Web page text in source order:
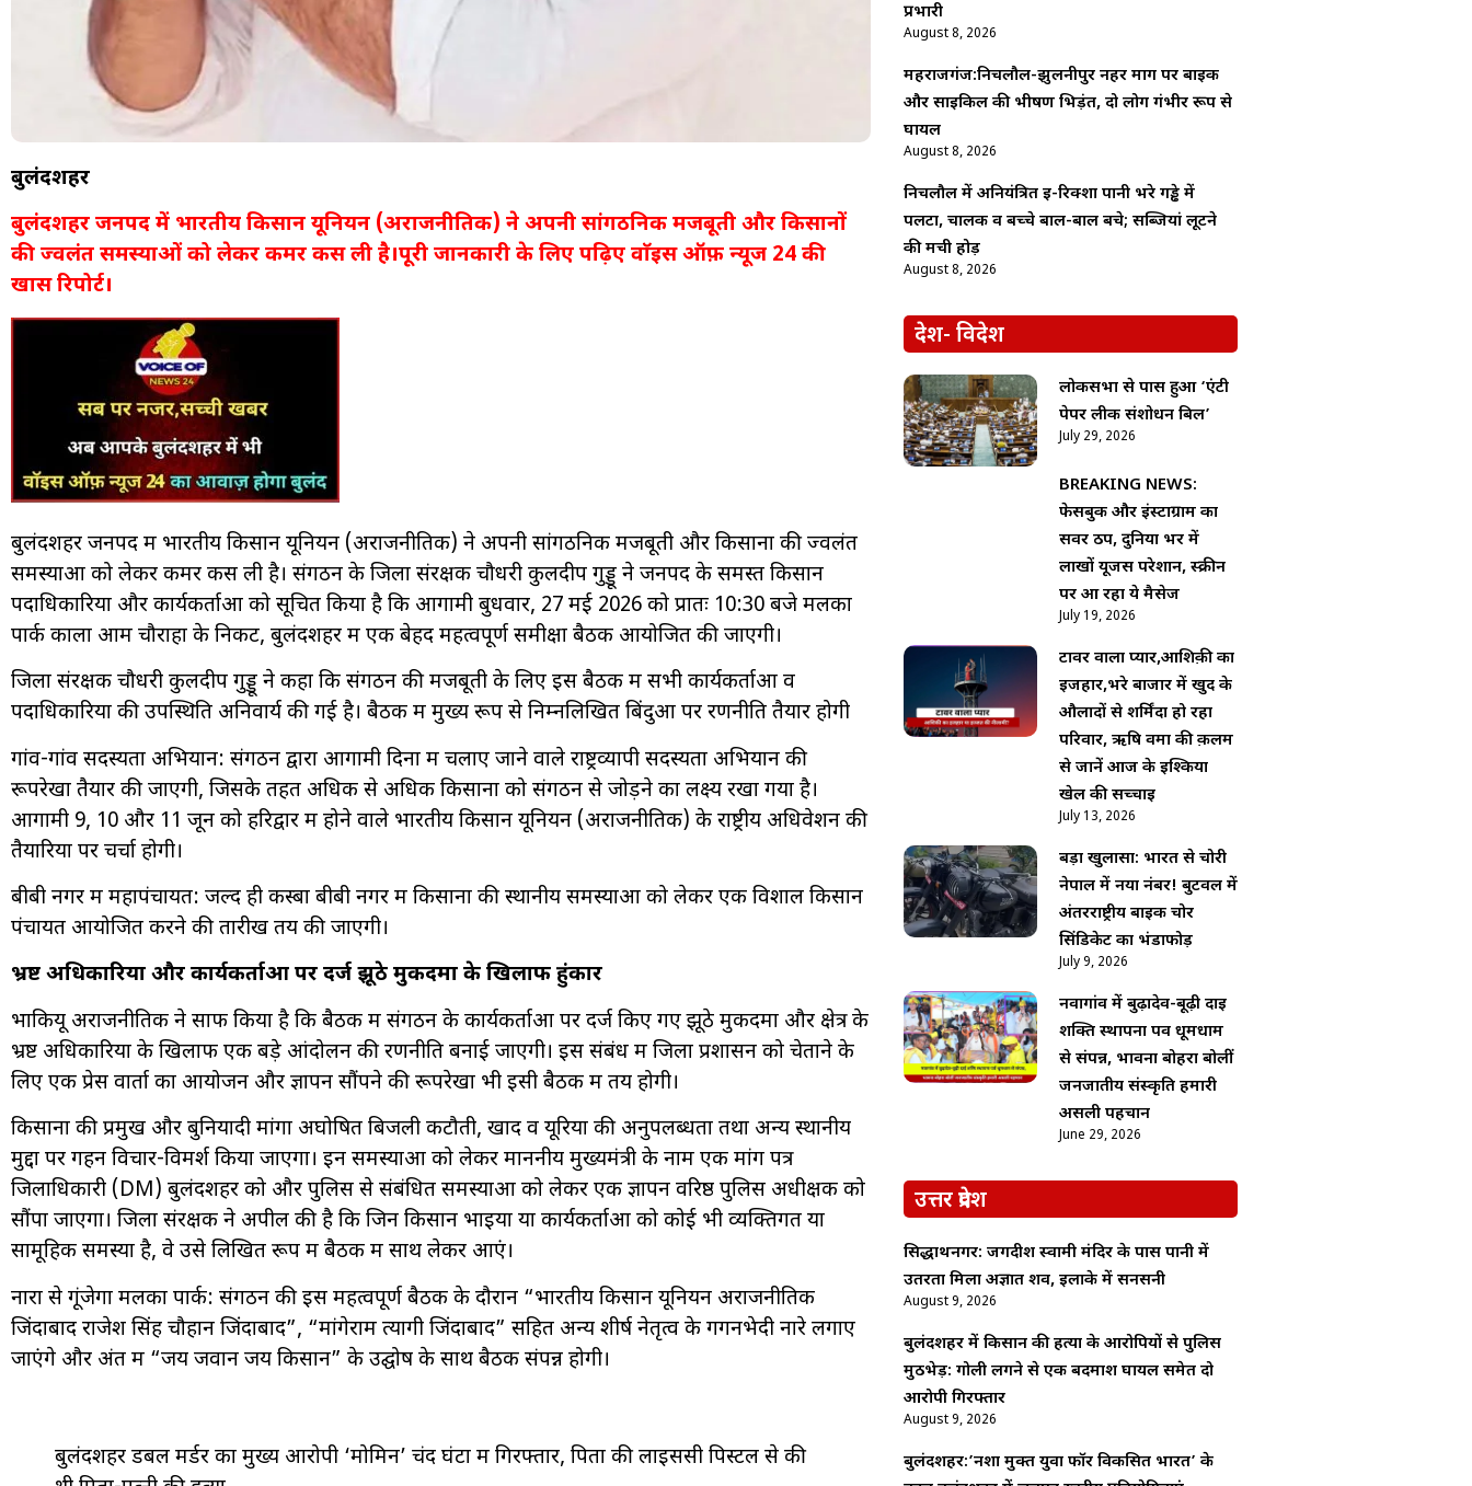
बुलंदशहर
बुलंदशहर जनपद में भारतीय किसान यूनियन (अराजनीतिक) ने अपनी सांगठनिक मजबूती और किसानों
की ज्वलंत समस्याओं को लेकर कमर कस ली है।पूरी जानकारी के लिए पढ़िए वाॅइस ऑफ़ न्यूज 24 की
खास रिपोर्ट।
बुलंदशहर जनपद में भारतीय किसान यूनियन (अराजनीतिक) ने अपनी सांगठनिक मजबूती और किसानों की ज्वलंत
समस्याओं को लेकर कमर कस ली है। संगठन के जिला संरक्षक चौधरी कुलदीप गुड्डू ने जनपद के समस्त किसान
पदाधिकारियों और कार्यकर्ताओं को सूचित किया है कि आगामी बुधवार, 27 मई 2026 को प्रातः 10:30 बजे मलका
पार्क काला आम चौराहा के निकट, बुलंदशहर में एक बेहद महत्वपूर्ण समीक्षा बैठक आयोजित की जाएगी।
जिला संरक्षक चौधरी कुलदीप गुड्डू ने कहा कि संगठन की मजबूती के लिए इस बैठक में सभी कार्यकर्ताओं व
पदाधिकारियों की उपस्थिति अनिवार्य की गई है। बैठक में मुख्य रूप से निम्नलिखित बिंदुओं पर रणनीति तैयार होगी
गांव-गांव सदस्यता अभियान: संगठन द्वारा आगामी दिनों में चलाए जाने वाले राष्ट्रव्यापी सदस्यता अभियान की
रूपरेखा तैयार की जाएगी, जिसके तहत अधिक से अधिक किसानों को संगठन से जोड़ने का लक्ष्य रखा गया है।
आगामी 9, 10 और 11 जून को हरिद्वार में होने वाले भारतीय किसान यूनियन (अराजनीतिक) के राष्ट्रीय अधिवेशन की
तैयारियों पर चर्चा होगी।
बीबी नगर में महापंचायत: जल्द ही कस्बा बीबी नगर में किसानों की स्थानीय समस्याओं को लेकर एक विशाल किसान
पंचायत आयोजित करने की तारीख तय की जाएगी।
भ्रष्ट अधिकारियों और कार्यकर्ताओं पर दर्ज झूठे मुकदमों के खिलाफ हुंकार
भाकियू अराजनीतिक ने साफ किया है कि बैठक में संगठन के कार्यकर्ताओं पर दर्ज किए गए झूठे मुकदमों और क्षेत्र के
भ्रष्ट अधिकारियों के खिलाफ एक बड़े आंदोलन की रणनीति बनाई जाएगी। इस संबंध में जिला प्रशासन को चेताने के
लिए एक प्रेस वार्ता का आयोजन और ज्ञापन सौंपने की रूपरेखा भी इसी बैठक में तय होगी।
किसानों की प्रमुख और बुनियादी मांगों अघोषित बिजली कटौती, खाद व यूरिया की अनुपलब्धता तथा अन्य स्थानीय
मुद्दों पर गहन विचार-विमर्श किया जाएगा। इन समस्याओं को लेकर माननीय मुख्यमंत्री के नाम एक मांग पत्र
जिलाधिकारी (DM) बुलंदशहर को और पुलिस से संबंधित समस्याओं को लेकर एक ज्ञापन वरिष्ठ पुलिस अधीक्षक को
सौंपा जाएगा। जिला संरक्षक ने अपील की है कि जिन किसान भाइयों या कार्यकर्ताओं को कोई भी व्यक्तिगत या
सामूहिक समस्या है, वे उसे लिखित रूप में बैठक में साथ लेकर आएं।
नारों से गूंजेगा मलका पार्क: संगठन की इस महत्वपूर्ण बैठक के दौरान “भारतीय किसान यूनियन अराजनीतिक
जिंदाबाद राजेश सिंह चौहान जिंदाबाद”, “मांगेराम त्यागी जिंदाबाद” सहित अन्य शीर्ष नेतृत्व के गगनभेदी नारे लगाए
जाएंगे और अंत में “जय जवान जय किसान” के उद्घोष के साथ बैठक संपन्न होगी।
बुलंदशहर डबल मर्डर का मुख्य आरोपी ‘मोमिन’ चंद घंटों में गिरफ्तार, पिता की लाइसेंसी पिस्टल से की
प्रभारी
August 8, 2026
महराजगंज:निचलौल-झुलनीपुर नहर मार्ग पर बाइक
और साइकिल की भीषण भिड़ंत, दो लोग गंभीर रूप से
घायल
August 8, 2026
निचलौल में अनियंत्रित ई-रिक्शा पानी भरे गड्ढे में
पलटा, चालक व बच्चे बाल-बाल बचे; सब्जियां लूटने
की मची होड़
August 8, 2026
देश- विदेश
लोकसभा से पास हुआ ‘एंटी
पेपर लीक संशोधन बिल’
July 29, 2026
BREAKING NEWS:
फेसबुक और इंस्टाग्राम का
सर्वर ठप, दुनिया भर में
लाखों यूजर्स परेशान, स्क्रीन
पर आ रहा ये मैसेज
July 19, 2026
टावर वाला प्यार,आशिक़ी का
इजहार,भरे बाजार में खुद के
औलादों से शर्मिंदा हो रहा
परिवार, ऋषि वर्मा की क़लम
से जानें आज के इश्किया
खेल की सच्चाई
July 13, 2026
बड़ा खुलासा: भारत से चोरी
नेपाल में नया नंबर! बुटवल में
अंतरराष्ट्रीय बाइक चोर
सिंडिकेट का भंडाफोड़
July 9, 2026
नवागांव में बुढ़ादेव-बूढ़ी दाई
शक्ति स्थापना पर्व धूमधाम
से संपन्न, भावना बोहरा बोलीं
जनजातीय संस्कृति हमारी
असली पहचान
June 29, 2026
उत्तर प्रदेश
सिद्धार्थनगर: जगदीश स्वामी मंदिर के पास पानी में
उतरता मिला अज्ञात शव, इलाके में सनसनी
August 9, 2026
बुलंदशहर में किसान की हत्या के आरोपियों से पुलिस
मुठभेड़: गोली लगने से एक बदमाश घायल समेत दो
आरोपी गिरफ्तार
August 9, 2026
बुलंदशहर:’नशा मुक्त युवा फॉर विकसित भारत’ के